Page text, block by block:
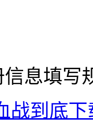
息填写
战到底